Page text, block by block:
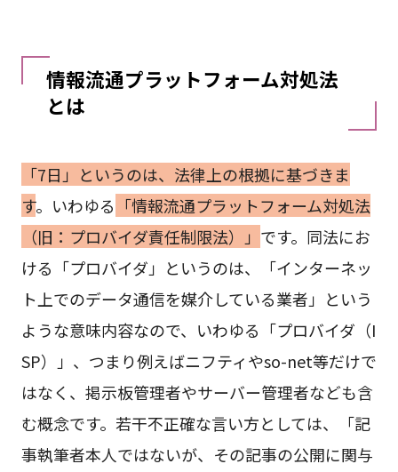
情報流通プラットフォーム対処法
とは
「7日」というのは、法律上の根拠に基づきま
す。いわゆる 「情報流通プラットフォーム対処法
（旧：プロバイダ責任制限法）」 です。同法にお
ける「プロバイダ」というのは、「インターネッ
ト上でのデータ通信を媒介している業者」という
ような意味内容なので、いわゆる「プロバイダ（I
SP）」、つまり例えばニフティやso-net等だけで
はなく、掲示板管理者やサーバー管理者なども含
む概念です。若干不正確な言い方としては、「記
事執筆者本人ではないが、その記事の公開に関与